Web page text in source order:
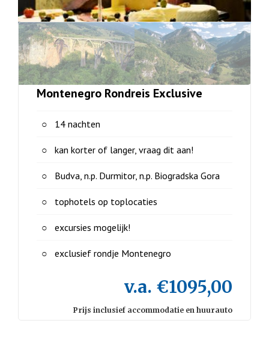
Montenegro Rondreis Exclusive
14 nachten
kan korter of langer, vraag dit aan!
Budva, n.p. Durmitor, n.p. Biogradska Gora
tophotels op toplocaties
excursies mogelijk!
exclusief rondje Montenegro
v.a. €1095,00
Prijs inclusief accommodatie en huurauto